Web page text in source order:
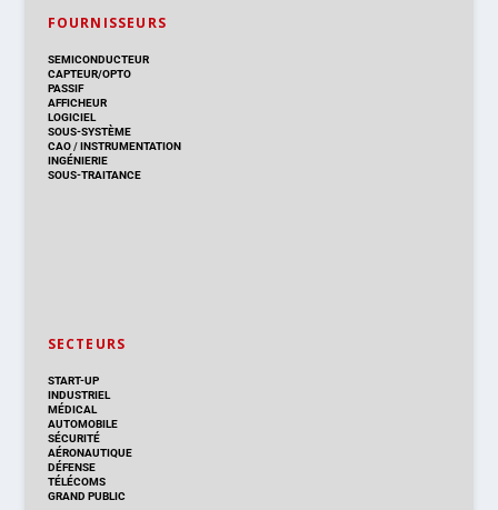
FOURNISSEURS
SEMICONDUCTEUR
CAPTEUR/OPTO
PASSIF
AFFICHEUR
LOGICIEL
SOUS-SYSTÈME
CAO/INSTRUMENTATION
INGÉNIERIE
SOUS-TRAITANCE
SECTEURS
START-UP
INDUSTRIEL
MÉDICAL
AUTOMOBILE
SÉCURITÉ
AÉRONAUTIQUE
DÉFENSE
TÉLÉCOMS
GRAND PUBLIC